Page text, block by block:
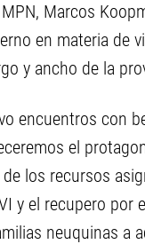
Marcos
en materia de
y ancho de la
encuentros con
el
los recursos
y el recupero por
neuquinas a